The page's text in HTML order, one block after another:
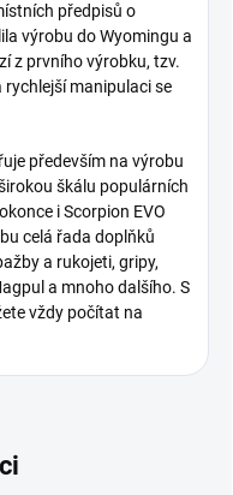
předpisů o
výrobu do Wyomingu a
z prvního výrobku, tzv.
rychlejší manipulaci se
především na výrobu
škálu populárních
i Scorpion EVO
celá řada doplňků
a rukojeti, gripy,
a mnoho dalšího. S
vždy počítat na